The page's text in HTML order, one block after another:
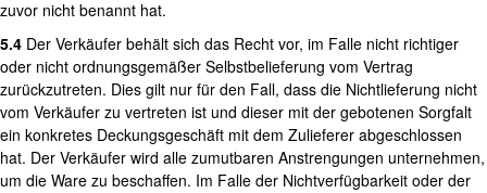
zuvor nicht benannt hat.
5.4 Der Verkäufer behält sich das Recht vor, im Falle nicht richtiger
oder nicht ordnungsgemäßer Selbstbelieferung vom Vertrag
zurückzutreten. Dies gilt nur für den Fall, dass die Nichtlieferung nicht
vom Verkäufer zu vertreten ist und dieser mit der gebotenen Sorgfalt
ein konkretes Deckungsgeschäft mit dem Zulieferer abgeschlossen
hat. Der Verkäufer wird alle zumutbaren Anstrengungen unternehmen,
um die Ware zu beschaffen. Im Falle der Nichtverfügbarkeit oder der